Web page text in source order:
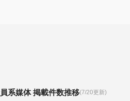
系媒体 掲載件数推移(7/20更新)